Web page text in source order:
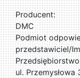
Producent:
DMC
Podmiot
przedstawiciel/
ul.